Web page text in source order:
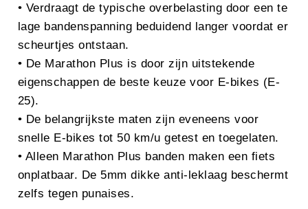
• Verdraagt de typische overbelasting door een te
lage bandenspanning beduidend langer voordat er
scheurtjes ontstaan.
• De Marathon Plus is door zijn uitstekende
eigenschappen de beste keuze voor E-bikes (E-
25).
• De belangrijkste maten zijn eveneens voor
snelle E-bikes tot 50 km/u getest en toegelaten.
• Alleen Marathon Plus banden maken een fiets
onplatbaar. De 5mm dikke anti-leklaag beschermt
zelfs tegen punaises.